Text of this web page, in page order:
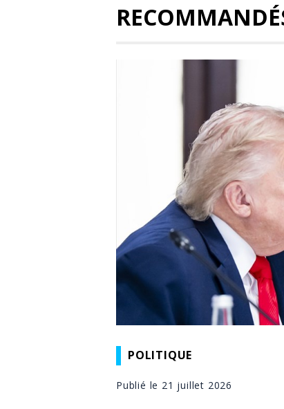
POLITIQUE
Publié le 21 juillet 2026